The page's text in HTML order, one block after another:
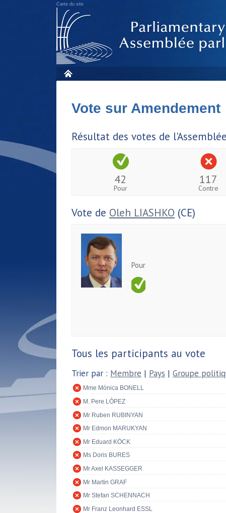
Carte du site
Vote sur
Résultat des votes de l'Assemblée
42
Pour
117
Contre
Vote de Oleh LIASHKO (CE)
Pour
Tous les participants au vote
Trier par : Membre | Pays | Groupe
Mme Mònica BONELL
M. Pere LÓPEZ
Mr Ruben RUBINYAN
Mr Edmon MARUKYAN
Mr Eduard KÖCK
Ms Doris BURES
Mr Axel KASSEGGER
Mr Martin GRAF
Mr Stefan SCHENNACH
Mr Franz Leonhard ESSL